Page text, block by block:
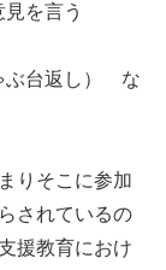
を言う
ぶ台返し） な
りそこに参加
されているの
援教育におけ